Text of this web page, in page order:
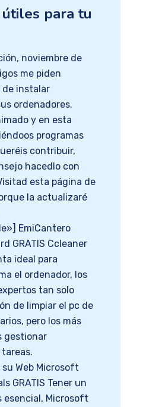
para tu
noviembre de
me piden
de instalar
ordenadores.
y en esta
programas
contribuir,
hacedlo con
esta página de
la actualizaré
EmiCantero
GRATIS Ccleaner
ideal para
el ordenador, los
tan solo
de limpiar el pc de
pero los más
gestionar
Web Microsoft
GRATIS Tener un
esencial, Microsoft